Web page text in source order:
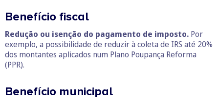
Benefício fiscal
Redução ou isenção do pagamento de imposto. Por
exemplo, a possibilidade de reduzir à coleta de IRS até 20%
dos montantes aplicados num Plano Poupança Reforma
(PPR).
Benefício municipal